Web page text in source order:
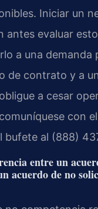
Iniciar un
antes evaluar
a una demanda
de contrato y a
a cesar
con
bufete al (888)
entre un
acuerdo de no